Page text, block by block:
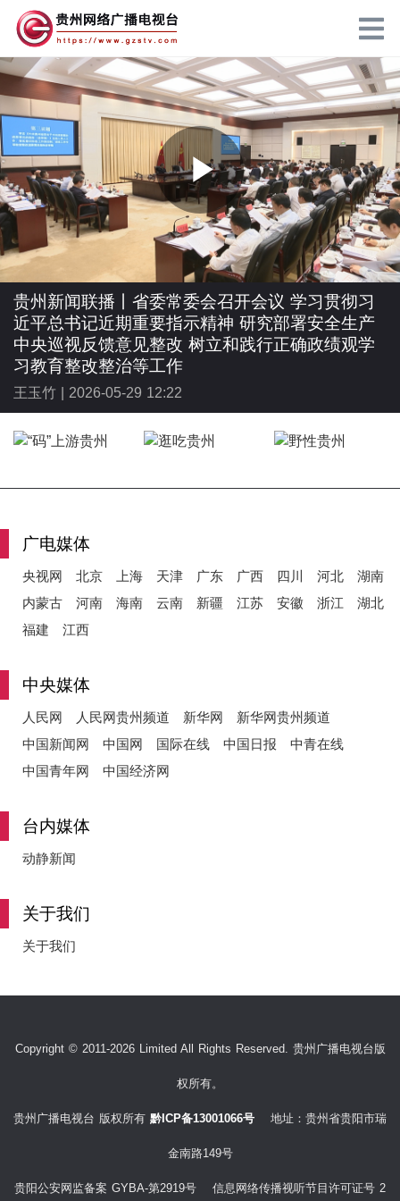
P
l
y
V
d
贵州新闻联播丨省委常委会召开会议 学习贯彻习
近平总书记近期重要指示精神 研究部署安全生产
中央巡视反馈意见整改 树立和践行正确政绩观学
习教育整改整治等工作
王玉竹 | 2026-05-29 12:22
广电媒体
央视网 北京 上海 天津 广东 广西 四川 河北
湖南
内蒙古
河南 海南 云南 新疆 江苏 安徽 浙江
湖北
福建
江西
中央媒体
人民网 人民网贵州频道 新华网
新华网贵州频道
中国新闻网
中国网 国际在线 中国日报
中青在线
中国青年网
中国经济网
台内媒体
动静新闻
关于我们
关于我们
Copyright © 2011-2026 Limited All Rights Reserved. 贵州广播电视台版
权所有。
贵州广播电视台 版权所有 黔ICP备13001066号 地址：贵州省贵阳市瑞
金南路149号
贵阳公安网监备案 GYBA-第2919号 信息网络传播视听节目许可证号 2